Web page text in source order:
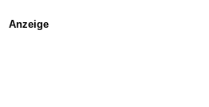
Anzeige